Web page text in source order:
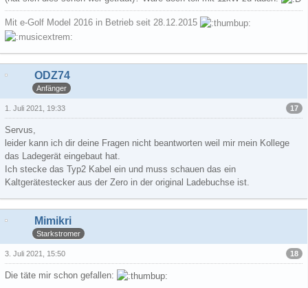
Mit e-Golf Model 2016 in Betrieb seit 28.12.2015
ODZ74
Anfänger
17
1. Juli 2021, 19:33
Servus,
leider kann ich dir deine Fragen nicht beantworten weil mir mein Kollege
das Ladegerät eingebaut hat.
Ich stecke das Typ2 Kabel ein und muss schauen das ein
Kaltgerätestecker aus der Zero in der original Ladebuchse ist.
Mimikri
Starkstromer
18
3. Juli 2021, 15:50
Die täte mir schon gefallen: